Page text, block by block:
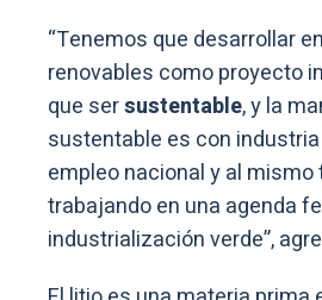
“Tenemos que desarrollar
renovables como proyecto
que sersustentable, y la
sustentable es con
empleo nacional y al mismo
trabajando en una agenda
industrialización verde”,